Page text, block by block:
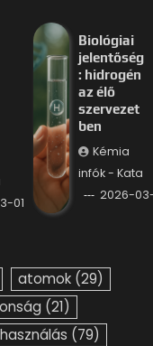
01
Biológiai
jelentőség
: hidrogén
az élő
szervezet
ben
Kémia
infók - Kata
2026-
atomok (29)
(21)
(79)